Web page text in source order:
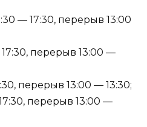
— 17:30, перерыв 13:00
перерыв 13:00 —
перерыв 13:00 — 13:30;
перерыв 13:00 —